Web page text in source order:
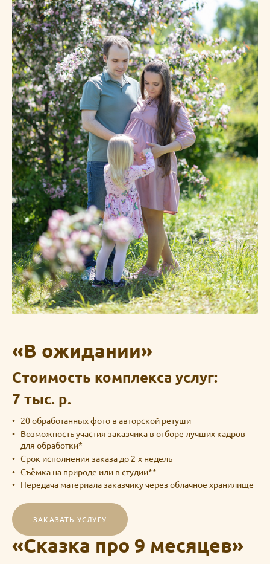
«В ожидании»
Стоимость комплекса услуг:
7 тыс. р.
20 обработанных фото в авторской ретуши
Возможность участия заказчика в отборе лучших кадров
для обработки*
Срок исполнения заказа до 2-х недель
Съёмка на природе или в студии**
Передача материала заказчику через облачное хранилище
ЗАКАЗАТЬ УСЛУГУ
«Сказка про 9 месяцев»